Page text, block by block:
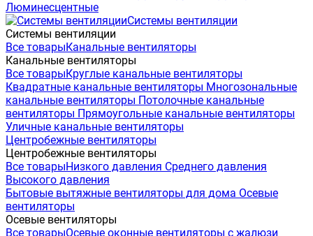
Люминесцентные
Системы вентиляции
Системы вентиляции
Все товарыКанальные вентиляторы
Канальные вентиляторы
Все товарыКруглые канальные вентиляторы
Квадратные канальные вентиляторы Многозональные
канальные вентиляторы Потолочные канальные
вентиляторы Прямоугольные канальные вентиляторы
Уличные канальные вентиляторы
Центробежные вентиляторы
Центробежные вентиляторы
Все товарыНизкого давления Среднего давления
Высокого давления
Бытовые вытяжные вентиляторы для дома Осевые
вентиляторы
Осевые вентиляторы
Все товарыОсевые оконные вентиляторы с жалюзи